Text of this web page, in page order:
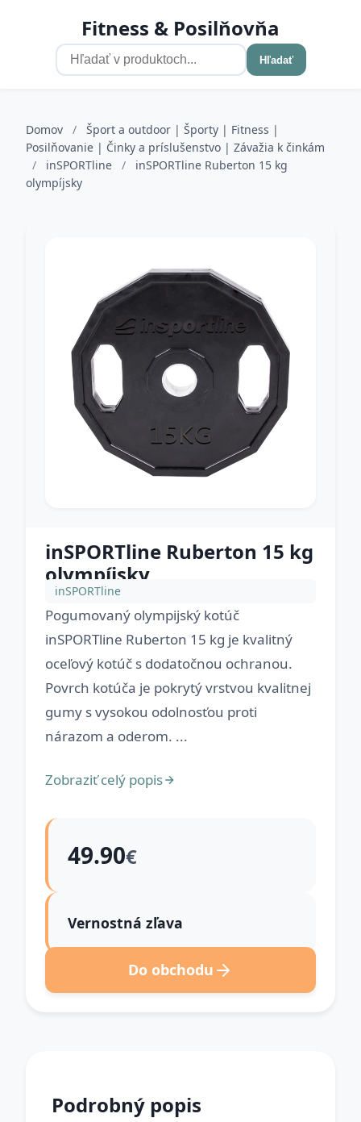
Fitness & Posilňovňa
Hľadať
Domov /
Šport a outdoor | Športy | Fitness |
Posilňovanie | Činky a príslušenstvo | Závažia k činkám
/
inSPORTline /
inSPORTline Ruberton 15 kg
olympíjsky
inSPORTline Ruberton 15 kg
olympíjsky
inSPORTline
Pogumovaný olympijský kotúč
inSPORTline Ruberton 15 kg je kvalitný
oceľový kotúč s dodatočnou ochranou.
Povrch kotúča je pokrytý vrstvou kvalitnej
gumy s vysokou odolnosťou proti
nárazom a oderom. ...
Zobraziť celý popis
49.90€
Vernostná zľava
Do obchodu
Podrobný popis